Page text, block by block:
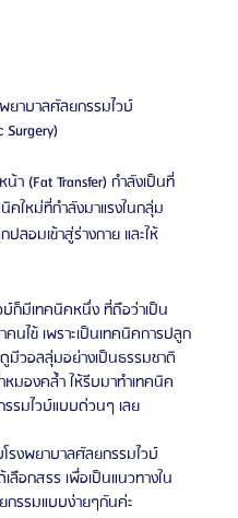
พยาบาลศัลยกรรมไวบ์
Surgery)
คใหม่ที่กำลังมาแรงในกลุ่ม
ลอมเข้าสู่ร่างกาย และให้
นไข้ เพราะเป็นเทคนิคการปลูก
มีวอลลุ่มอย่างเป็นธรรมชาติ
มองคล้ำ ให้รีบมาทำเทคนิค
รมไวบ์แบบด่วนๆ เลย
ลือกสรร เพื่อเป็นแนวทางใน
กรรมแบบง่ายๆกันค่ะ